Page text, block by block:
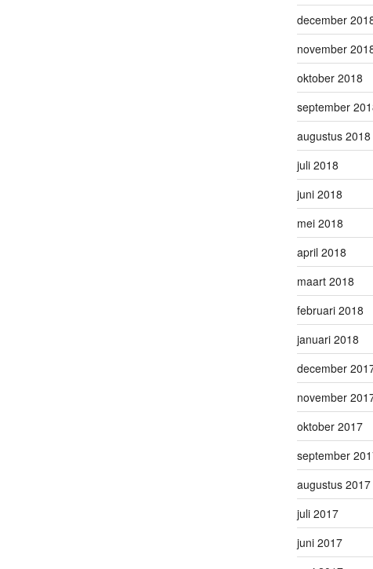
december
november
oktober 2018
september
augustus 2018
juli 2018
juni 2018
mei 2018
april 2018
maart 2018
februari 2018
januari 2018
december
november
oktober 2017
september
augustus 2017
juli 2017
juni 2017